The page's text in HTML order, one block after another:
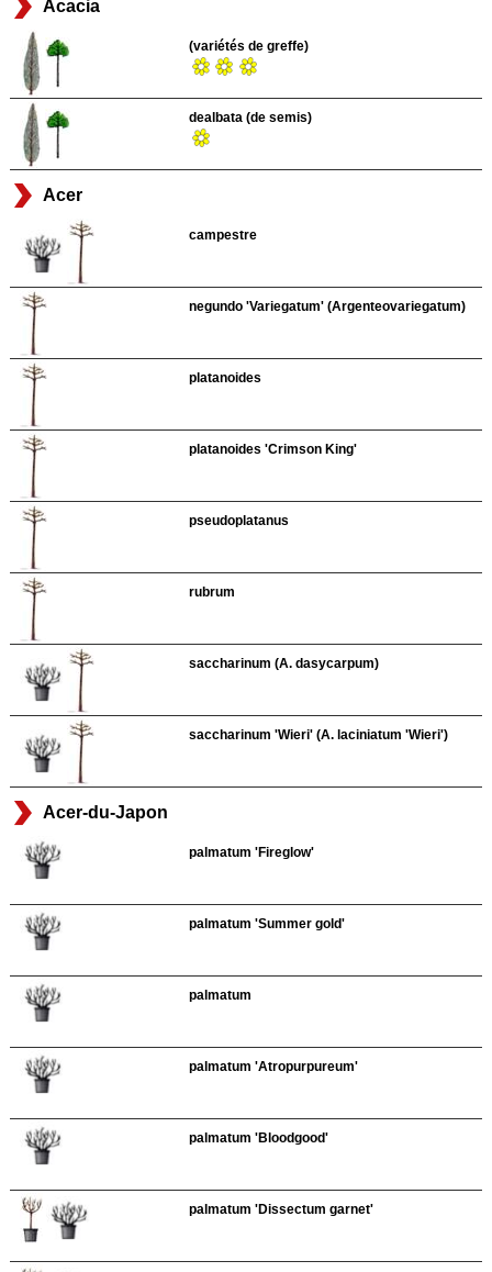
Acacia
(variétés de greffe)
dealbata (de semis)
Acer
campestre
negundo 'Variegatum' (Argenteovariegatum)
platanoides
platanoides 'Crimson King'
pseudoplatanus
rubrum
saccharinum (A. dasycarpum)
saccharinum 'Wieri' (A. laciniatum 'Wieri')
Acer-du-Japon
palmatum 'Fireglow'
palmatum 'Summer gold'
palmatum
palmatum 'Atropurpureum'
palmatum 'Bloodgood'
palmatum 'Dissectum garnet'